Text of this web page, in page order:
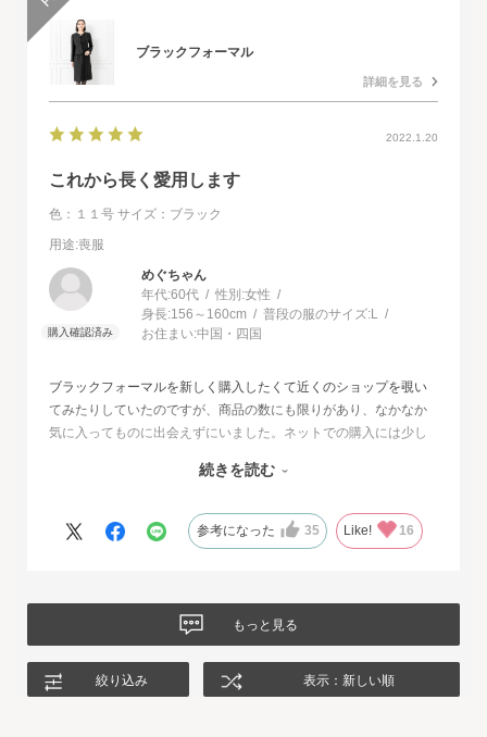
ブラックフォーマル
詳細を見る
2022.1.20
これから長く愛用します
色：１１号 サイズ：ブラック
用途:喪服
めぐちゃん
年代:60代 性別:女性
身長:156～160cm 普段の服のサイズ:L
お住まい:中国・四国
ブラックフォーマルを新しく購入したくて近くのショップを覗い
てみたりしていたのですが、商品の数にも限りがあり、なかなか
気に入ってものに出会えずにいました。ネットでの購入には少し
することが出来ました。最初に注文したものはイメージと違って
は、生地もデザインも大満足、これから長く自信をもって着用し
続きを読む
参考になった 35 Like! 16
もっと見る
絞り込み 表示：新しい順